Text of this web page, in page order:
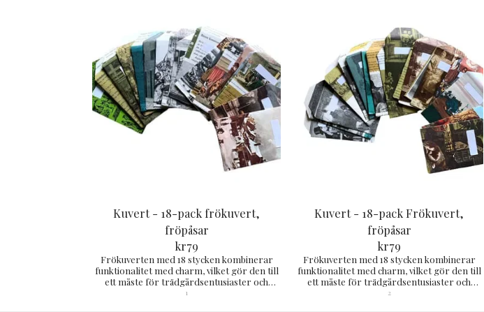
Kuvert - 18-pack frökuvert,
fröpåsar
kr79
Frökuverten med 18 stycken kombinerar
funktionalitet med charm, vilket gör den till
ett måste för trädgårdsentusiaster och
omtänksamma presenter. cirka 12x8 cm
1
Kuvert - 18-pack Frökuvert,
fröpåsar
kr79
Frökuverten med 18 stycken kombinerar
funktionalitet med charm, vilket gör den till
ett måste för trädgårdsentusiaster och
omtänksamma presenter. cirka 12x8 cm
2